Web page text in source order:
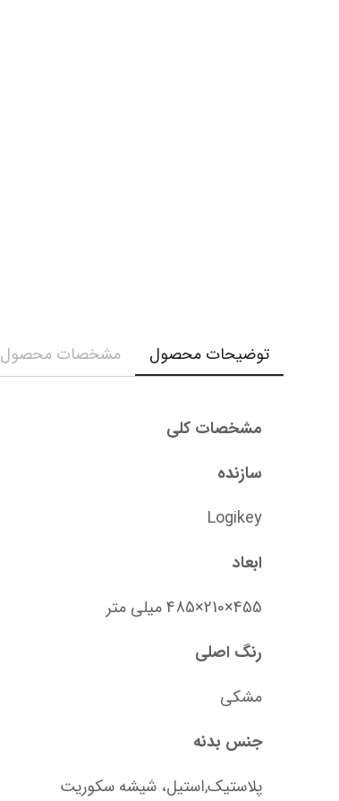
توضیحات محصول مشخصات محصول
مشخصات کلی
سازنده
Logikey
ابعاد
455×210×485 میلی متر
رنگ اصلی
مشکی
جنس بدنه
پلاستیک,استیل، شیشه سکوریت